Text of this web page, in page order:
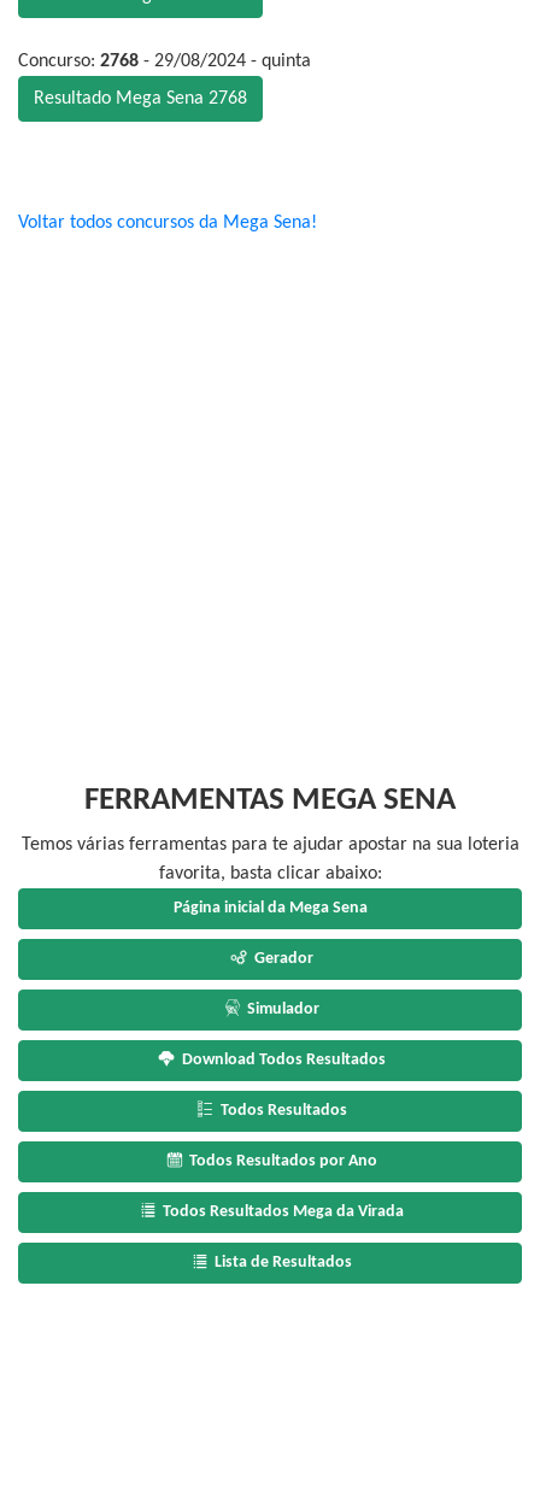
Concurso: 2768 - 29/08/2024 - quinta
Resultado Mega Sena 2768
Voltar todos concursos da Mega Sena!
FERRAMENTAS MEGA SENA
Temos várias ferramentas para te ajudar apostar na sua loteria
favorita, basta clicar abaixo:
Página inicial da Mega Sena
Gerador
Simulador
Download Todos Resultados
Todos Resultados
Todos Resultados por Ano
Todos Resultados Mega da Virada
Lista de Resultados